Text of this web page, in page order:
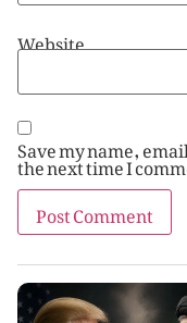
Website
Save my name,
the next time I